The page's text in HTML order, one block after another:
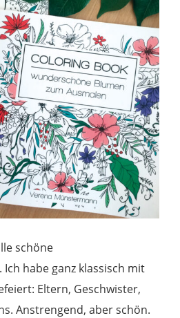
schöne
habe ganz klassisch mit
Eltern, Geschwister,
Anstrengend, aber schön.